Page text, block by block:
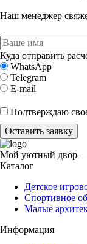
Наш менеджер
Куда отправить
WhatsApp
Telegram
E-mail
Подтверждаю
Оставить заявку
Мой уютный двор —
Каталог
Детское
Спортивное
Малые
Информация